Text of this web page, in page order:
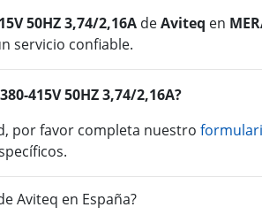
50HZ 3,74/2,16A deAviteq en
servicio confiable.
415V 50HZ 3,74/2,16A?
por favor completa nuestro
Aviteq en España?